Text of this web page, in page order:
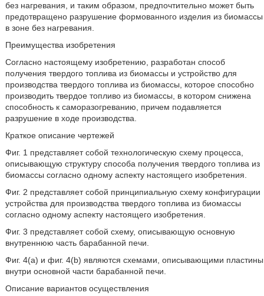
без нагревания, и таким образом, предпочтительно может быть
предотвращено разрушение формованного изделия из биомассы
в зоне без нагревания.
Преимущества изобретения
Согласно настоящему изобретению, разработан способ
получения твердого топлива из биомассы и устройство для
производства твердого топлива из биомассы, которое способно
производить твердое топливо из биомассы, в котором снижена
способность к саморазогреванию, причем подавляется
разрушение в ходе производства.
Краткое описание чертежей
Фиг. 1 представляет собой технологическую схему процесса,
описывающую структуру способа получения твердого топлива из
биомассы согласно одному аспекту настоящего изобретения.
Фиг. 2 представляет собой принципиальную схему конфигурации
устройства для производства твердого топлива из биомассы
согласно одному аспекту настоящего изобретения.
Фиг. 3 представляет собой схему, описывающую основную
внутреннюю часть барабанной печи.
Фиг. 4(a) и фиг. 4(b) являются схемами, описывающими пластины
внутри основной части барабанной печи.
Описание вариантов осуществления